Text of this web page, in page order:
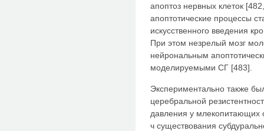
апоптоз нервных клеток
апоптотические процессы
искусственного введения
При этом незрелый мозг
нейрональным
моделируемыми СГ [483].
Экспериментально также
церебральной
давления у
ч существования